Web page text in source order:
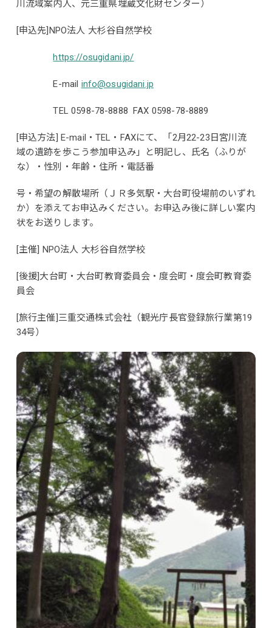
川流域案内人、元三重県埋蔵文化財センター）
[申込先]NPO法人 大杉谷自然学校
https://osugidani.jp/
E-mail info@osugidani.jp
TEL 0598-78-8888 FAX 0598-78-8889
[申込方法] E-mail・TEL・FAXにて、「2月22-23日宮川流
域の遺跡を歩こう参加申込み」と明記し、氏名（ふりが
な）・性別・年齢・住所・電話番
号・希望の解散場所（ＪＲ多気駅・大台町役場前のいずれ
か）を添えてお申込みください。お申込み後に詳しい案内
状をお送りします。
[主催] NPO法人 大杉谷自然学校
[後援]大台町・大台町教育委員会・度会町・度会町教育委
員会
[旅行主催]三重交通株式会社（観光庁長官登録旅行業第19
34号）